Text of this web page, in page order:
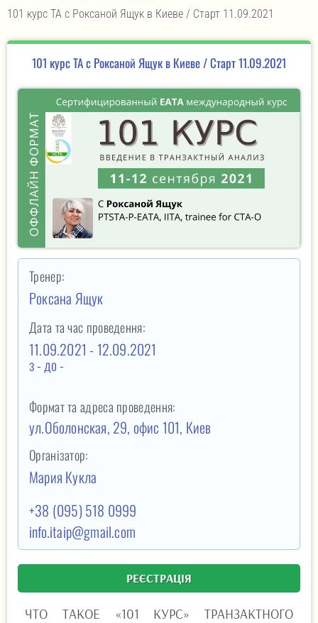
101 курс ТА с Роксаной Ящук в Киеве / Старт 11.09.2021
101 курс ТА с Роксаной Ящук в Киеве / Старт 11.09.2021
Тренер:
Роксана Ящук
Дата та час проведення:
11.09.2021 - 12.09.2021
з - до -
Формат та адреса проведення:
ул.Оболонская, 29, офис 101, Киев
Організатор:
Мария Кукла
+38 (095) 518 0999
info.itaip@gmail.com
РЕЄСТРАЦІЯ
ЧТО ТАКОЕ «101 КУРС» ТРАНЗАКТНОГО